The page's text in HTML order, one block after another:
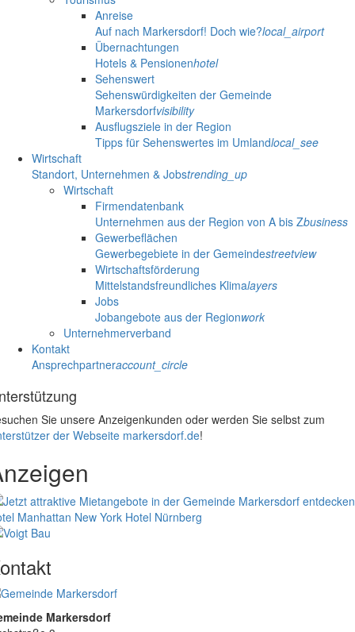
Anreise
Auf nach Markersdorf! Doch wie?local_airport
Übernachtungen
Hotels & Pensionenhotel
Sehenswert
Sehenswürdigkeiten der Gemeinde
Markersdorfvisibility
Ausflugsziele in der Region
Tipps für Sehenswertes im Umlandlocal_see
Wirtschaft
Standort, Unternehmen & Jobstrending_up
Wirtschaft
Firmendatenbank
Unternehmen aus der Region von A bis Zbusiness
Gewerbeflächen
Gewerbegebiete in der Gemeindestreetview
Wirtschaftsförderung
Mittelstandsfreundliches Klimalayers
Jobs
Jobangebote aus der Regionwork
Unternehmerverband
Kontakt
Ansprechpartneraccount_circle
Sie unsere Anzeigenkunden oder werden Sie selbst zum
der Webseite markersdorf.de!
Manhattan New York Hotel Nürnberg
Markersdorf